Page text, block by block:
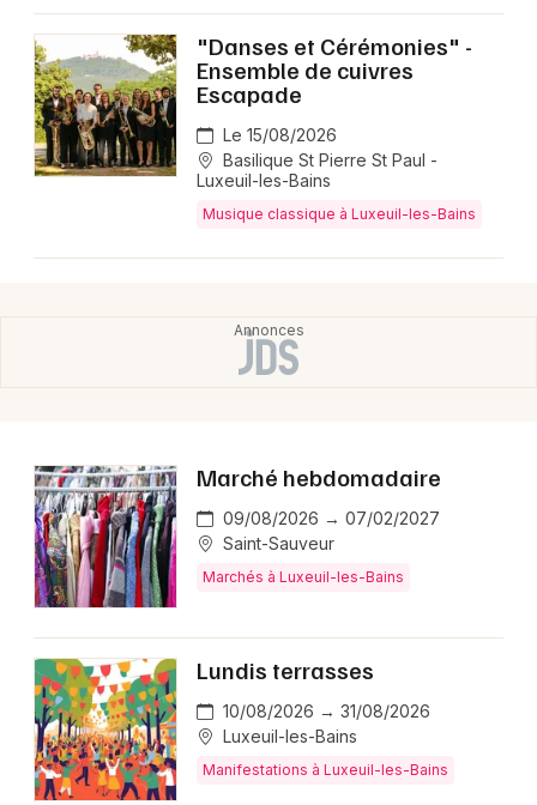
Soirées
Sorties famille
Expos
Agenda en Haute-Saône
Agenda en Bourgogne-Franche-Comté
Newsletter des sorties
Artistes en tournée
Actus à Luxeuil-les-Bains
Magazine à Luxeuil-les-Bains
Strasbourg
Toulouse
Toutes les villes
"Danses et Cérémonies" -
Ensemble de cuivres
Escapade
Le 15/08/2026
Basilique St Pierre St Paul -
Luxeuil-les-Bains
Musique classique à Luxeuil-les-Bains
Marché hebdomadaire
09/08/2026 → 07/02/2027
Saint-Sauveur
Marchés à Luxeuil-les-Bains
Lundis terrasses
10/08/2026 → 31/08/2026
Luxeuil-les-Bains
Manifestations à Luxeuil-les-Bains